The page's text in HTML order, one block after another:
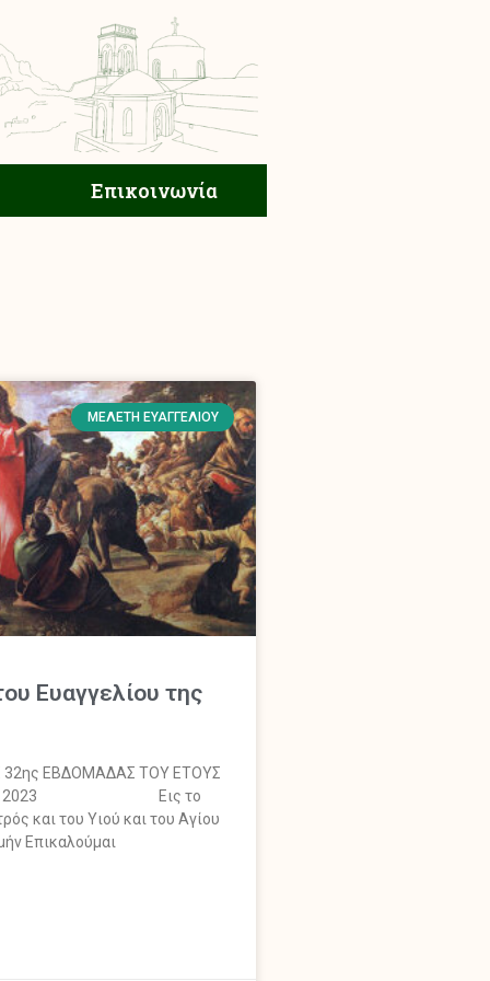
Επικοινωνία
Ζωή Επικοινωνία
ΜΕΛΈΤΗ ΕΥΑΓΓΕΛΊΟΥ
Ευαγγελίου της
32ης ΕΒΔΟΜΑΔΑΣ ΤΟΥ ΕΤΟΥΣ
2023 Εις το
και του Υιού και του Αγίου
Επικαλούμαι